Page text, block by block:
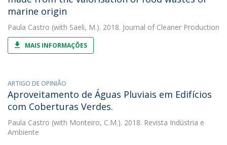
marine origin
Paula Castro (with Saeli, M.). 2018. Journal of Cleaner Production
MAIS INFORMAÇÕES
ARTIGO DE OPINIÃO
Aproveitamento de Águas Pluviais em Edifícios
com Coberturas Verdes.
Paula Castro (with Monteiro, C.M.). 2018. Revista Indústria e
Ambiente